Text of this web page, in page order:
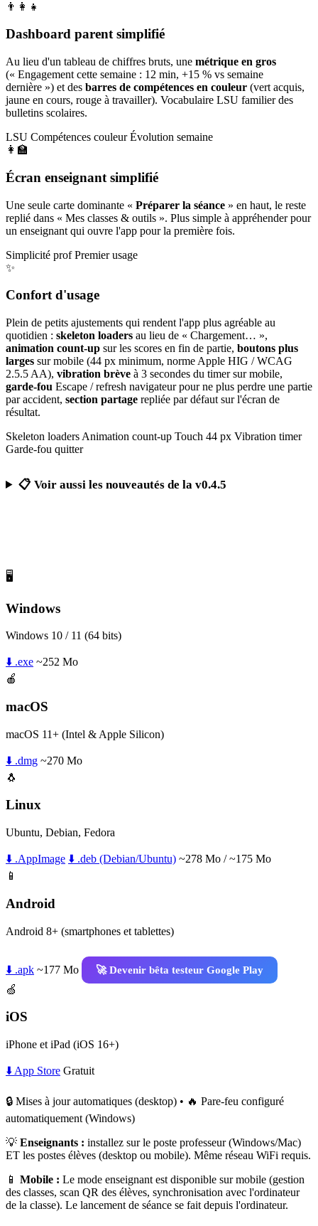
👨‍👩‍👧
Dashboard parent simplifié
Au lieu d'un tableau de chiffres bruts, une métrique en gros
(« Engagement cette semaine : 12 min, +15 % vs semaine
dernière ») et des barres de compétences en couleur (vert acquis,
jaune en cours, rouge à travailler). Vocabulaire LSU familier des
bulletins scolaires.
LSU Compétences couleur Évolution semaine
👩‍🏫
Écran enseignant simplifié
Une seule carte dominante « Préparer la séance » en haut, le reste
replié dans « Mes classes & outils ». Plus simple à appréhender pour
un enseignant qui ouvre l'app pour la première fois.
Simplicité prof Premier usage
✨
Confort d'usage
Plein de petits ajustements qui rendent l'app plus agréable au
quotidien : skeleton loaders au lieu de « Chargement… »,
animation count-up sur les scores en fin de partie, boutons plus
larges sur mobile (44 px minimum, norme Apple HIG / WCAG
2.5.5 AA), vibration brève à 3 secondes du timer sur mobile,
garde-fou Escape / refresh navigateur pour ne plus perdre une partie
par accident, section partage repliée par défaut sur l'écran de
résultat.
Skeleton loaders Animation count-up Touch 44 px Vibration timer
Garde-fou quitter
📋 Voir aussi les nouveautés de la v0.4.5
🖥️
Windows
Windows 10 / 11 (64 bits)
⬇️ .exe ~252 Mo
🍎
macOS
macOS 11+ (Intel & Apple Silicon)
⬇️ .dmg ~270 Mo
🐧
Linux
Ubuntu, Debian, Fedora
⬇️ .AppImage ⬇️ .deb (Debian/Ubuntu) ~278 Mo / ~175 Mo
📱
Android
Android 8+ (smartphones et tablettes)
⬇️ .apk ~177 Mo
🚀 Devenir bêta testeur Google Play
🍏
iOS
iPhone et iPad (iOS 16+)
⬇️ App Store Gratuit
🔒 Mises à jour automatiques (desktop) • 🔥 Pare-feu configuré
automatiquement (Windows)
💡 Enseignants : installez sur le poste professeur (Windows/Mac)
ET les postes élèves (desktop ou mobile). Même réseau WiFi requis.
📱 Mobile : Le mode enseignant est disponible sur mobile (gestion
des classes, scan QR des élèves, synchronisation avec l'ordinateur
de la classe). Le lancement de séance se fait depuis l'ordinateur.